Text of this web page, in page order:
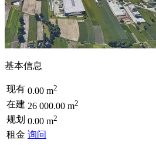
基本信息
现有 0.00 m2
在建 26 000.00 m2
规划 0.00 m2
租金 询问